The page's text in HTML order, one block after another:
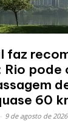
faz
pode
60
9 de agosto de 2026